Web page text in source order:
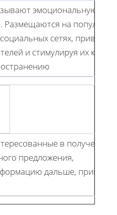
эмоциональную
Размещаются на
сетях, привлекая
и стимулируя их к
в получении
предложения,
дальше,